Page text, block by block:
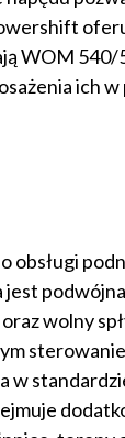
WOM
ich
wolny
w